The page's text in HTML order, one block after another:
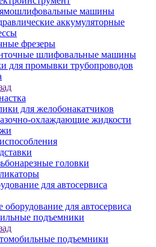
машины
аккумуляторные
фрезеры
шлифовальные машины
для промывки трубопроводов
для желобонакатчиков
охлаждающие жидкости
головки
для автосервиса
оборудование для автосервиса
подъемники
подъемники